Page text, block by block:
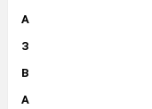
А
З
В
А